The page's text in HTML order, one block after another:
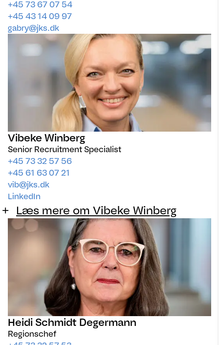
+45 73 67 07 54
+45 43 14 09 97
gabry@jks.dk
Vibeke Winberg
Senior Recruitment Specialist
+45 73 32 57 56
+45 61 63 07 21
vib@jks.dk
LinkedIn
Læs mere om Vibeke Winberg
Heidi Schmidt Degermann
Regionschef